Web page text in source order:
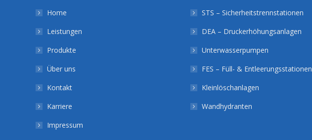
Home
Leistungen
Produkte
Über uns
Kontakt
Karriere
Impressum
STS – Sicherheitstrennstationen
DEA – Druckerhöhungsanlagen
Unterwasserpumpen
FES – Füll- & Entleerungsstationen
Kleinlöschanlagen
Wandhydranten